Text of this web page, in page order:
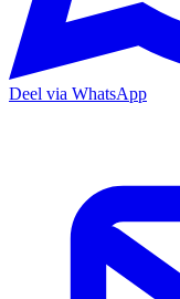
Deel via WhatsApp